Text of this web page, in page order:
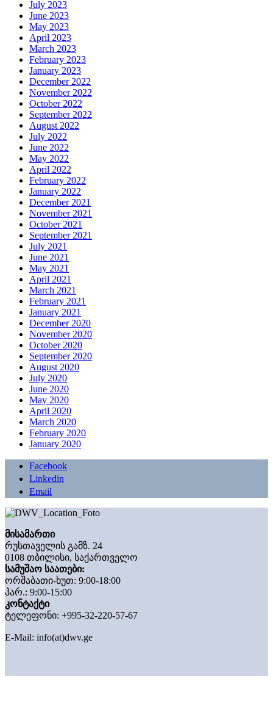
July 2023
June 2023
May 2023
April 2023
March 2023
February 2023
January 2023
December 2022
November 2022
October 2022
September 2022
August 2022
July 2022
June 2022
May 2022
April 2022
February 2022
January 2022
December 2021
November 2021
October 2021
September 2021
July 2021
June 2021
May 2021
April 2021
March 2021
February 2021
January 2021
December 2020
November 2020
October 2020
September 2020
August 2020
July 2020
June 2020
May 2020
April 2020
March 2020
February 2020
January 2020
Facebook
Linkedin
Email
მისამართი
რუსთაველის გამზ. 24
0108 თბილისი, საქართველო
სამუშაო საათები:
ორშაბათი-ხუთ: 9:00-18:00
პარ.: 9:00-15:00
კონტაქტი
ტელეფონი: +995-32-220-57-67
E-Mail: info(at)dwv.ge